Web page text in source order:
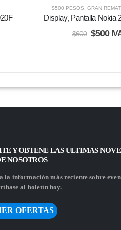
$500 PESOS GRAN
Display, Pantalla Nokia
$600 $500
Y OBTENE LAS ULTIMAS
NOSOTROS
la información más reciente sobre
al boletín hoy.
OFERTAS